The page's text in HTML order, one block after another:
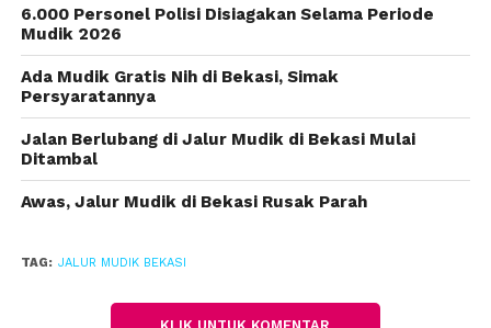
musim mudik.
merupakan jalur favorit pemudik: yaitu Jalan KH
Noer Alie dari perbatasan dengan Jakarta-Jalan
Hasibuan-Jalan Chairil Anwar-Jalan Kalimalang
Jalur Pantura sampai Karawang.
6.000 Personel Polisi Disiagakan Selama Periode
Mudik 2026
Ada Mudik Gratis Nih di Bekasi, Simak
Persyaratannya
Jalan Berlubang di Jalur Mudik di Bekasi Mulai
Ditambal
Awas, Jalur Mudik di Bekasi Rusak Parah
TAG: JALUR MUDIK BEKASI